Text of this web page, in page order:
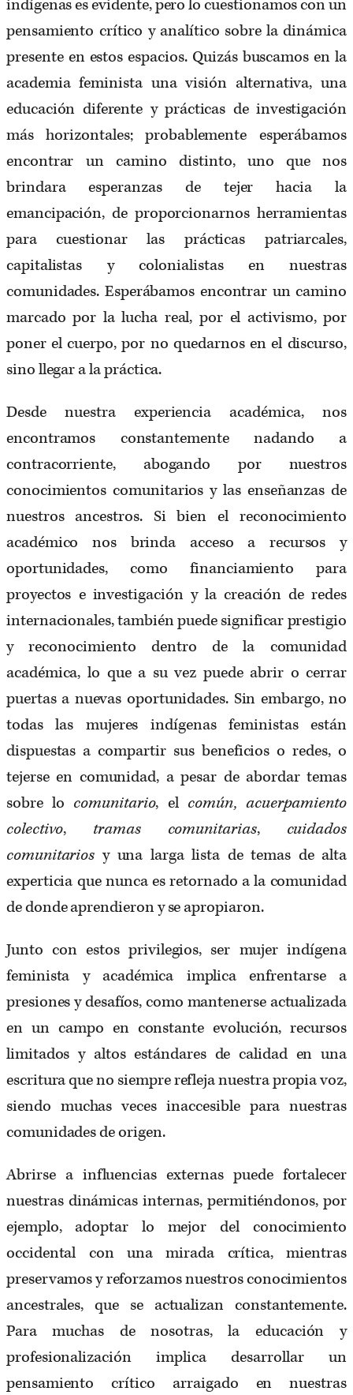
indígenas es evidente, pero lo cuestionamos con un
pensamiento crítico y analítico sobre la dinámica
presente en estos espacios. Quizás buscamos en la
academia feminista una visión alternativa, una
educación diferente y prácticas de investigación
más horizontales; probablemente esperábamos
encontrar un camino distinto, uno que nos
brindara esperanzas de tejer hacia la
emancipación, de proporcionarnos herramientas
para cuestionar las prácticas patriarcales,
capitalistas y colonialistas en nuestras
comunidades. Esperábamos encontrar un camino
marcado por la lucha real, por el activismo, por
poner el cuerpo, por no quedarnos en el discurso,
sino llegar a la práctica.
Desde nuestra experiencia académica, nos
encontramos constantemente nadando a
contracorriente, abogando por nuestros
conocimientos comunitarios y las enseñanzas de
nuestros ancestros. Si bien el reconocimiento
académico nos brinda acceso a recursos y
oportunidades, como financiamiento para
proyectos e investigación y la creación de redes
internacionales, también puede significar prestigio
y reconocimiento dentro de la comunidad
académica, lo que a su vez puede abrir o cerrar
puertas a nuevas oportunidades. Sin embargo, no
todas las mujeres indígenas feministas están
dispuestas a compartir sus beneficios o redes, o
tejerse en comunidad, a pesar de abordar temas
sobre lo comunitario, el común, acuerpamiento
colectivo, tramas comunitarias, cuidados
comunitarios y una larga lista de temas de alta
experticia que nunca es retornado a la comunidad
de donde aprendieron y se apropiaron.
Junto con estos privilegios, ser mujer indígena
feminista y académica implica enfrentarse a
presiones y desafíos, como mantenerse actualizada
en un campo en constante evolución, recursos
limitados y altos estándares de calidad en una
escritura que no siempre refleja nuestra propia voz,
siendo muchas veces inaccesible para nuestras
comunidades de origen.
Abrirse a influencias externas puede fortalecer
nuestras dinámicas internas, permitiéndonos, por
ejemplo, adoptar lo mejor del conocimiento
occidental con una mirada crítica, mientras
preservamos y reforzamos nuestros conocimientos
ancestrales, que se actualizan constantemente.
Para muchas de nosotras, la educación y
profesionalización implica desarrollar un
pensamiento crítico arraigado en nuestras